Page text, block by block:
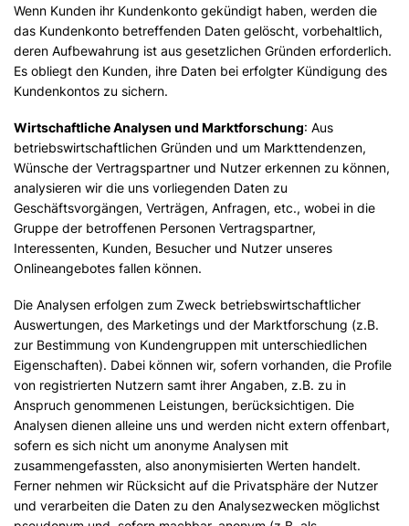
Wenn Kunden ihr Kundenkonto gekündigt haben, werden die
das Kundenkonto betreffenden Daten gelöscht, vorbehaltlich,
deren Aufbewahrung ist aus gesetzlichen Gründen erforderlich.
Es obliegt den Kunden, ihre Daten bei erfolgter Kündigung des
Kundenkontos zu sichern.
Wirtschaftliche Analysen und Marktforschung: Aus
betriebswirtschaftlichen Gründen und um Markttendenzen,
Wünsche der Vertragspartner und Nutzer erkennen zu können,
analysieren wir die uns vorliegenden Daten zu
Geschäftsvorgängen, Verträgen, Anfragen, etc., wobei in die
Gruppe der betroffenen Personen Vertragspartner,
Interessenten, Kunden, Besucher und Nutzer unseres
Onlineangebotes fallen können.
Die Analysen erfolgen zum Zweck betriebswirtschaftlicher
Auswertungen, des Marketings und der Marktforschung (z.B.
zur Bestimmung von Kundengruppen mit unterschiedlichen
Eigenschaften). Dabei können wir, sofern vorhanden, die Profile
von registrierten Nutzern samt ihrer Angaben, z.B. zu in
Anspruch genommenen Leistungen, berücksichtigen. Die
Analysen dienen alleine uns und werden nicht extern offenbart,
sofern es sich nicht um anonyme Analysen mit
zusammengefassten, also anonymisierten Werten handelt.
Ferner nehmen wir Rücksicht auf die Privatsphäre der Nutzer
und verarbeiten die Daten zu den Analysezwecken möglichst